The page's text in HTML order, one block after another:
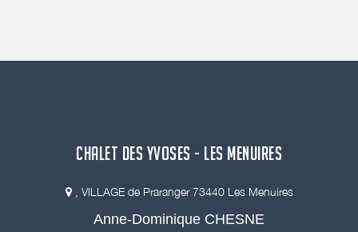
CHALET DES YVOSES - LES MENUIRES
, VILLAGE de Praranger 73440 Les Menuires
Anne-Dominique CHESNE